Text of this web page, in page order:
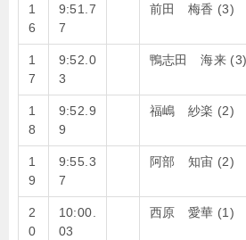
1
6
9:51.7
7
前田 梅香 (3)
1
7
9:52.0
3
鴨志田 海来 (3)
1
8
9:52.9
9
福嶋 紗楽 (2)
1
9
9:55.3
7
阿部 知宙 (2)
2
0
10:00.
03
西原 愛華 (1)